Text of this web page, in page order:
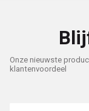
Onze nieuwste
klantenvoordeel